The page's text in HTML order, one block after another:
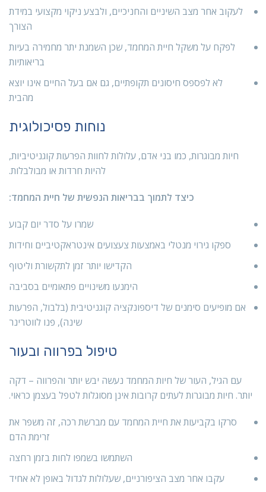
לעקוב אחר מצב השיניים והחניכיים, ולבצע ניקוי מקצועי במידת
הצורך
לפקח על משקל חיית המחמד, שכן השמנת יתר מחמירה בעיות
בריאותיות
לא לפספס חיסונים תקופתיים, גם אם בעל החיים אינו יוצא
מהבית
נוחות פסיכולוגית
חיות מבוגרות, כמו בני אדם, עלולות לחוות הפרעות קוגניטיביות,
להיות חרדות או מבולבלות.
כיצד לתמוך בבריאות הנפשית של חיית המחמד:
שמרו על סדר יום קבוע
ספקו גירוי מנטלי באמצעות צעצועים אינטראקטיביים וחידות
הקדישו יותר זמן לתקשורת וליטוף
הימנעו משינויים פתאומיים בסביבה
אם מופיעים סימנים של דיספונקציה קוגניטיבית (בלבול, הפרעות
שינה), פנו לווטרינר
טיפול בפרווה ובעור
עם הגיל, העור של חיות המחמד נעשה יבש יותר והפרווה – דקה
יותר. חיות מבוגרות לעתים קרובות אינן מסוגלות לטפל בעצמן כראוי.
סרקו בקביעות את חיית המחמד עם מברשת רכה, זה משפר את
זרימת הדם
השתמשו בשמפו לחות בזמן רחצה
עקבו אחר מצב הציפורניים, שעלולות לגדול באופן לא אחיד